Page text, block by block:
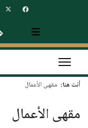
أنت هنا: مقهى الأعمال
مقهى الأعمال